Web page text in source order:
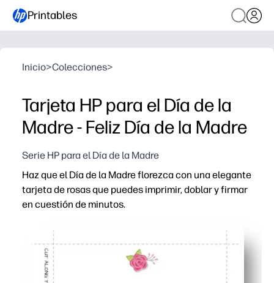
Printables
Inicio>Colecciones>
Tarjeta HP para el Día de la
Madre - Feliz Día de la Madre
Serie HP para el Día de la Madre
Haz que el Día de la Madre florezca con una elegante
tarjeta de rosas que puedes imprimir, doblar y firmar
en cuestión de minutos.
Comodidad sin preparación: imprime en papel o
Sentido y personal: añade tu propio mensaje o
Elegante ilustración en forma de rosa: luce pulida y